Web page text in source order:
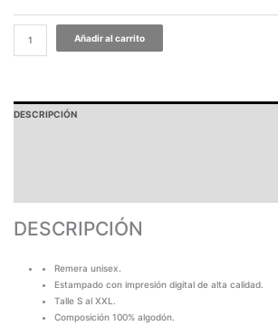
Añadir al carrito
DESCRIPCIÓN
DESCRIPCIÓN
Remera unisex.
Estampado con impresión digital de alta calidad.
Talle S al XXL.
Composición 100% algodón.